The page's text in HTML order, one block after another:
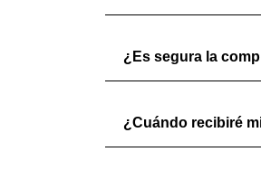
¿Es segura la
¿Cuándo recibiré